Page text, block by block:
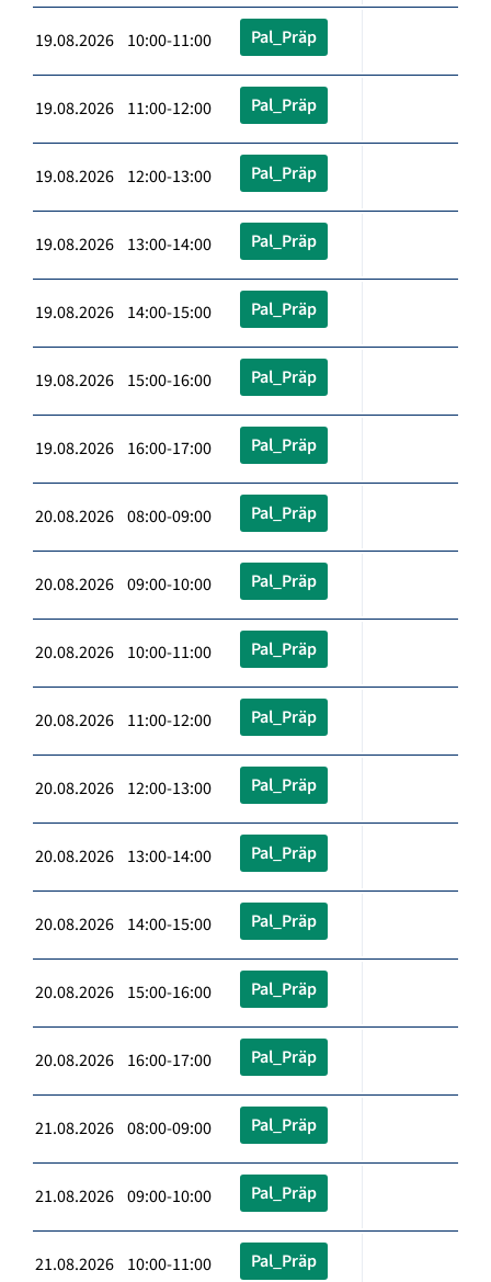
19.08.2026 10:00-11:00 Pal_Präp
19.08.2026 11:00-12:00 Pal_Präp
19.08.2026 12:00-13:00 Pal_Präp
19.08.2026 13:00-14:00 Pal_Präp
19.08.2026 14:00-15:00 Pal_Präp
19.08.2026 15:00-16:00 Pal_Präp
19.08.2026 16:00-17:00 Pal_Präp
20.08.2026 08:00-09:00 Pal_Präp
20.08.2026 09:00-10:00 Pal_Präp
20.08.2026 10:00-11:00 Pal_Präp
20.08.2026 11:00-12:00 Pal_Präp
20.08.2026 12:00-13:00 Pal_Präp
20.08.2026 13:00-14:00 Pal_Präp
20.08.2026 14:00-15:00 Pal_Präp
20.08.2026 15:00-16:00 Pal_Präp
20.08.2026 16:00-17:00 Pal_Präp
21.08.2026 08:00-09:00 Pal_Präp
21.08.2026 09:00-10:00 Pal_Präp
21.08.2026 10:00-11:00 Pal_Präp